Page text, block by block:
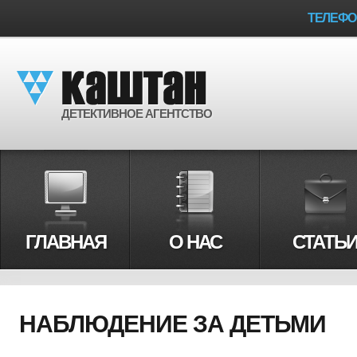
ДЕТЕКТИВНОЕ АГЕНТСТВО
ГЛАВНАЯ О НАС СТАТЬИ
НАБЛЮДЕНИЕ ЗА ДЕТЬМИ